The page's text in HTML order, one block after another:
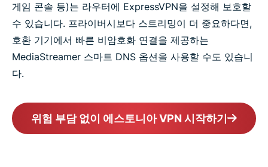
게임 콘솔 등)는 라우터에 ExpressVPN을 설정해 보호할
수 있습니다. 프라이버시보다 스트리밍이 더 중요하다면,
호환 기기에서 빠른 비암호화 연결을 제공하는
MediaStreamer 스마트 DNS 옵션을 사용할 수도 있습니
다.
위험 부담 없이 에스토니아 VPN 시작하기